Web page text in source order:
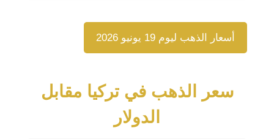
أسعار الذهب ليوم 19 يونيو 2026
سعر الذهب في تركيا مقابل
الدولار